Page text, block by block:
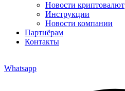
Новости криптовалют
Инструкции
Новости компании
Партнёрам
Контакты
Whatsapp